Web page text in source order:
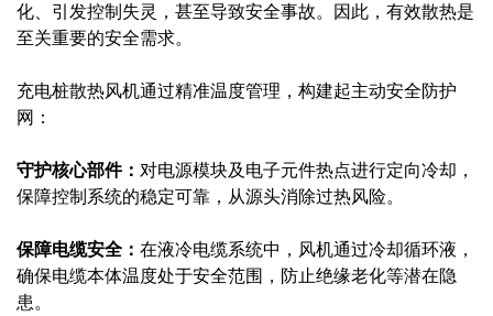
化、引发控制失灵，甚至导致安全事故。因此，有效散热是
至关重要的安全需求。
充电桩散热风机通过精准温度管理，构建起主动安全防护
网：
守护核心部件： 对电源模块及电子元件热点进行定向冷却，
保障控制系统的稳定可靠，从源头消除过热风险。
保障电缆安全： 在液冷电缆系统中，风机通过冷却循环液，
确保电缆本体温度处于安全范围，防止绝缘老化等潜在隐
患。